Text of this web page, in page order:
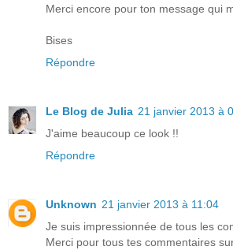
Merci encore pour ton message qui
Bises
Répondre
Le Blog de Julia 21 janvier 2013 à
J'aime beaucoup ce look !!
Répondre
Unknown 21 janvier 2013 à 11:04
Je suis impressionnée de tous les
Merci pour tous tes commentaires